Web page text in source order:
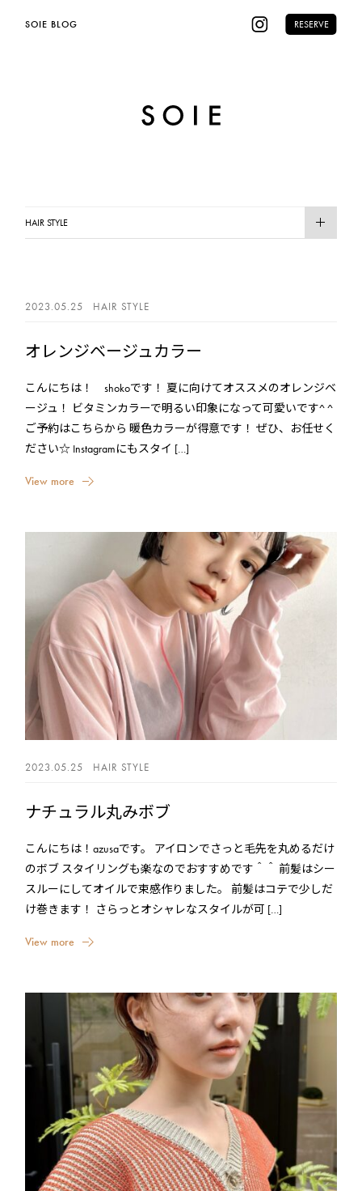
SOIE BLOG RESERVE
HAIR STYLE
RECRUIT
ヘアカラー
SITE TOP
2023.05.25 HAIR STYLE
オレンジベージュカラー
こんにちは！ shokoです！ 夏に向けてオススメのオレンジベ
ージュ！ ビタミンカラーで明るい印象になって可愛いです^ ^
ご予約はこちらから 暖色カラーが得意です！ ぜひ、お任せく
ださい☆ Instagramにもスタイ […]
View more
2023.05.25 HAIR STYLE
ナチュラル丸みボブ
こんにちは！azusaです。 アイロンでさっと毛先を丸めるだけ
のボブ スタイリングも楽なのでおすすめです＾＾ 前髪はシー
スルーにしてオイルで束感作りました。 前髪はコテで少しだ
け巻きます！ さらっとオシャレなスタイルが可 […]
View more